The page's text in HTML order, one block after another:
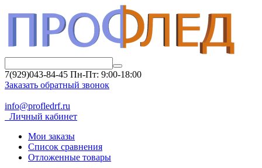
7(929)043-84-45 Пн-Пт: 9:00-18:00
Заказать обратный звонок
info@profledrf.ru
Личный кабинет
Мои заказы
Список сравнения
Отложенные товары